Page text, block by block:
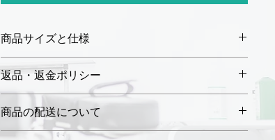
商品サイズと仕様
サイズ：幅
ロールの長さ：5 m
材質：和紙
ミシン目あり
返品・返金ポリシー
お届けした商品に初期不良や破損があった場合、
商品到着後7日以内にご連絡ください。未使用・
未開封品に限り、返品または交換を承ります。
商品の配送について